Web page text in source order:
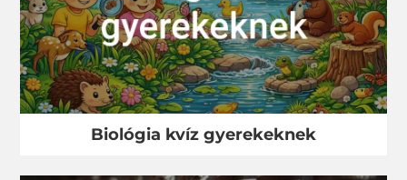
Biológia kvíz gyerekeknek